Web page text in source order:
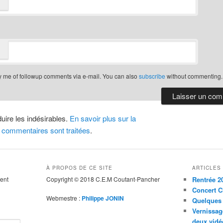
me of followup comments via e-mail. You can also subscribe without commenting.
les indésirables. En savoir plus sur la
sont traitées.
À PROPOS DE CE SITE
Copyright © 2018 C.E.M Coutant-Pancher
Webmestre : Philippe JONIN
ARTICLES
Rentrée
Concert